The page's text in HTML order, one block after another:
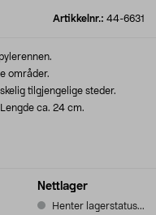
Artikkelnr.: 44-6631
Nettlager
Henter lagerstatus...
områder.
tilgjengelige steder.
ca. 24 cm.